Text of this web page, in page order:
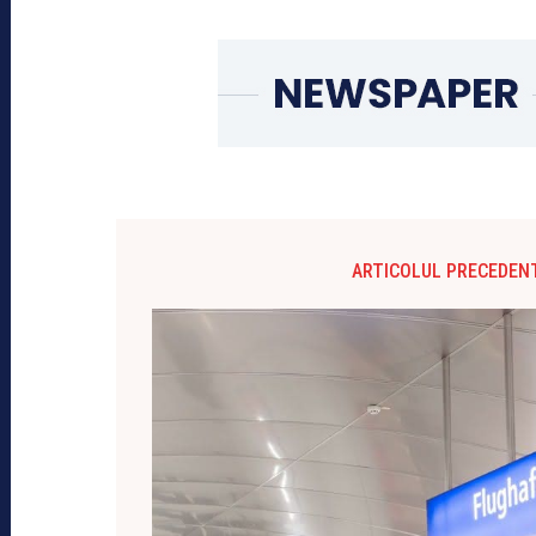
ARTICOLUL